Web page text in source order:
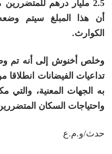
2.5 مليار درهم
أن هذا المبلغ سيتم
الكوارث.
وخلص أخنوش إلى أنه تم
تداعيات الفيضانات
به الجهات المعنية،
واحتياجات السكان
حدث/و.م.ع